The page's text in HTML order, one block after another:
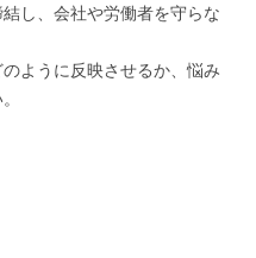
し、会社や労働者を守らな
ように反映させるか、悩み